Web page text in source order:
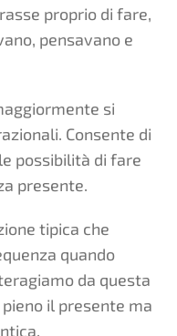
proprio di fare,
pensavano e
si
Consente di
possibilità di fare
presente.
tipica che
quando
da questa
il presente ma